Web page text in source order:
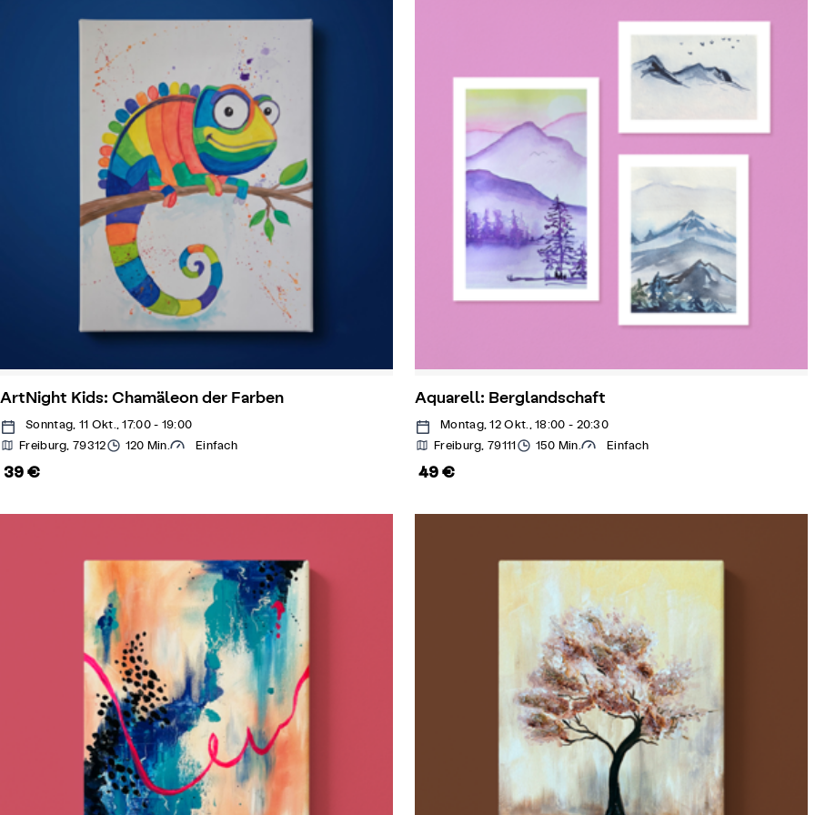
ArtNight Kids: Chamäleon der Farben
Sonntag, 11 Okt., 17:00 - 19:00
Freiburg, 79312
120 Min. Einfach
39 €
Aquarell: Berglandschaft
Montag, 12 Okt., 18:00 - 20:30
Freiburg, 79111
150 Min. Einfach
49 €